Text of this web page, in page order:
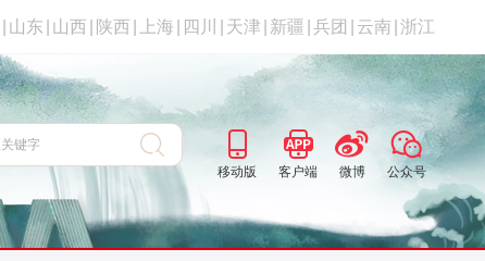
山东 山西 陕西 上海 四川 天津 新疆 兵团 云南 浙江
移动版 客户端 微博 公众号